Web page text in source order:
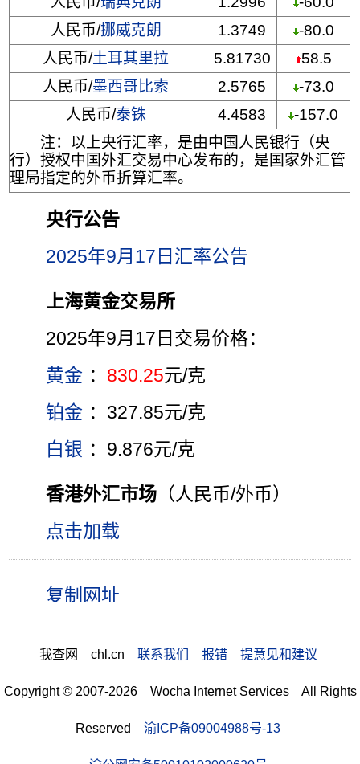
人民币/挪威克朗 1.3749
-80.0
人民币/土耳其里拉 5.81730
58.5
人民币/墨西哥比索 2.5765
-73.0
人民币/泰铢 4.4583
-157.0
注：以上央行汇率，是由中国人民银行（央
行）授权中国外汇交易中心发布的，是国家外汇管
理局指定的外币折算汇率。
央行公告
2025年9月17日汇率公告
上海黄金交易所
2025年9月17日交易价格：
黄金 ： 830.25元/克
铂金 ：327.85元/克
白银 ：9.876元/克
香港外汇市场 （人民币/外币）
点击加载
我查网 chl.cn 联系我们 报错 提意见和建议
Copyright © 2007-2026 Wocha Internet Services All Rights
Reserved 渝ICP备09004988号-13